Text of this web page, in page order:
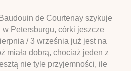
de Courtenay szykuje
Petersburgu, córki jeszcze
/ 3 września już jest na
miała dobrą, chociaż jeden z
nie tyle przyjemności, ile